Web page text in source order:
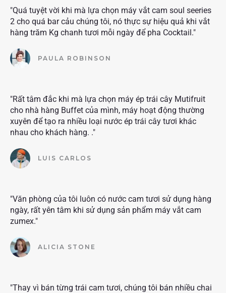
"Quá tuyệt vời khi mà lựa chọn máy vắt cam soul seeries
2 cho quá bar cảu chúng tôi, nó thực sự hiệu quả khi vắt
hàng trăm Kg chanh tươi mỗi ngày để pha Cocktail."
PAULA ROBINSON
"Rất tâm đắc khi mà lựa chọn máy ép trái cây Mutifruit
cho nhà hàng Buffet của mình, máy hoạt động thường
xuyên để tạo ra nhiều loại nước ép trái cây tươi khác
nhau cho khách hàng. ."
LUIS CARLOS
"Văn phòng của tôi luôn có nước cam tươi sử dụng hàng
ngày, rất yên tâm khi sử dụng sản phẩm máy vắt cam
zumex."
ALICIA STONE
"Thay vì bán từng trái cam tươi, chúng tôi bán nhiều chai